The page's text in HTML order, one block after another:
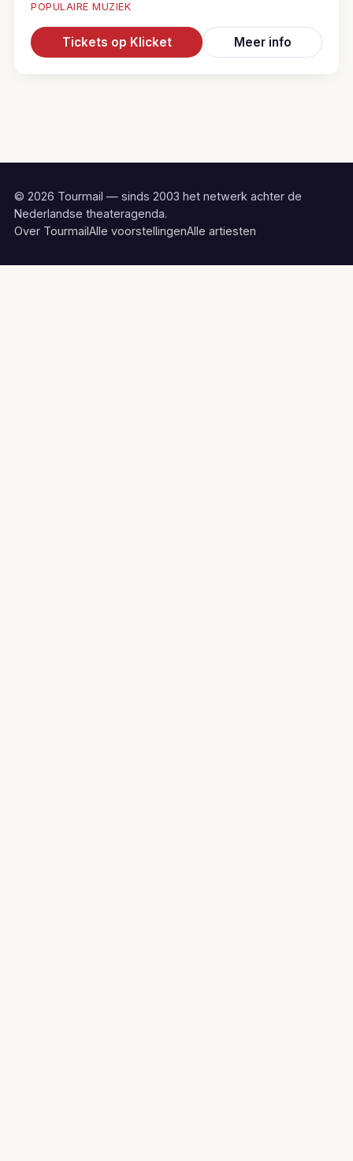
POPULAIRE MUZIEK
Tickets op Klicket Meer info
© 2026 Tourmail — sinds 2003 het netwerk achter de
Nederlandse theateragenda.
Over TourmailAlle voorstellingenAlle artiesten